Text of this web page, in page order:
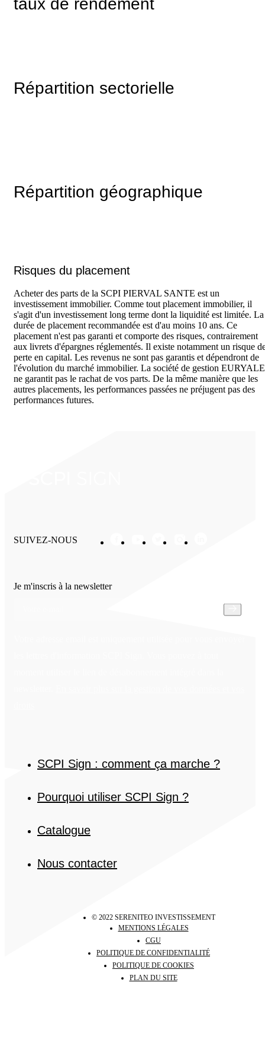
taux de rendement
Répartition sectorielle
Répartition géographique
Risques du placement
Acheter des parts de la SCPI PIERVAL SANTE est un
investissement immobilier. Comme tout placement immobilier, il
s'agit d'un investissement long terme dont la liquidité est limitée. La
durée de placement recommandée est d'au moins 10 ans. Ce
placement n'est pas garanti et comporte des risques, contrairement
aux livrets d'épargnes réglementés. Il existe notamment un risque
perte en capital. Les revenus ne sont pas garantis et dépendront de
l'évolution du marché immobilier. La société de gestion EURYALE
ne garantit pas le rachat de vos parts. De la même manière que les
autres placements, les performances passées ne préjugent pas des
performances futures.
SUIVEZ-NOUS
Je m'inscris à la newsletter
SCPI Sign : comment ça marche ?
Pourquoi utiliser SCPI Sign ?
Catalogue
Nous contacter
© 2022 SERENITEO INVESTISSEMENT
MENTIONS LÉGALES
CGU
POLITIQUE DE CONFIDENTIALITÉ
POLITIQUE DE COOKIES
PLAN DU SITE